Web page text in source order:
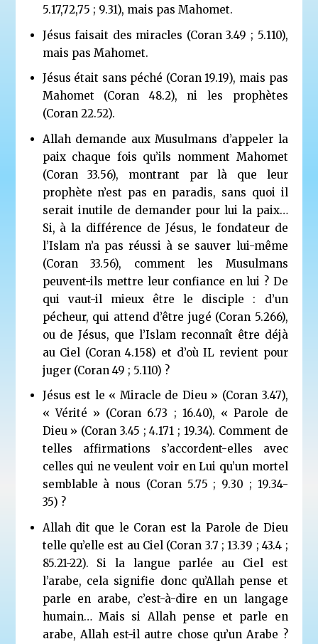
5.17,72,75 ; 9.31), mais pas Mahomet.
Jésus faisait des miracles (Coran 3.49 ; 5.110),
mais pas Mahomet.
Jésus était sans péché (Coran 19.19), mais pas
Mahomet (Coran 48.2), ni les prophètes
(Coran 22.52).
Allah demande aux Musulmans d’appeler la
paix chaque fois qu’ils nomment Mahomet
(Coran 33.56), montrant par là que leur
prophète n’est pas en paradis, sans quoi il
serait inutile de demander pour lui la paix…
Si, à la différence de Jésus, le fondateur de
l’Islam n’a pas réussi à se sauver lui-même
(Coran 33.56), comment les Musulmans
peuvent-ils mettre leur confiance en lui ? De
qui vaut-il mieux être le disciple : d’un
pécheur, qui attend d’être jugé (Coran 5.266),
ou de Jésus, que l’Islam reconnaît être déjà
au Ciel (Coran 4.158) et d’où IL revient pour
juger (Coran 49 ; 5.110) ?
Jésus est le « Miracle de Dieu » (Coran 3.47),
« Vérité » (Coran 6.73 ; 16.40), « Parole de
Dieu » (Coran 3.45 ; 4.171 ; 19.34). Comment de
telles affirmations s’accordent-elles avec
celles qui ne veulent voir en Lui qu’un mortel
semblable à nous (Coran 5.75 ; 9.30 ; 19.34-
35) ?
Allah dit que le Coran est la Parole de Dieu
telle qu’elle est au Ciel (Coran 3.7 ; 13.39 ; 43.4 ;
85.21-22). Si la langue parlée au Ciel est
l’arabe, cela signifie donc qu’Allah pense et
parle en arabe, c’est-à-dire en un langage
humain… Mais si Allah pense et parle en
arabe, Allah est-il autre chose qu’un Arabe ?